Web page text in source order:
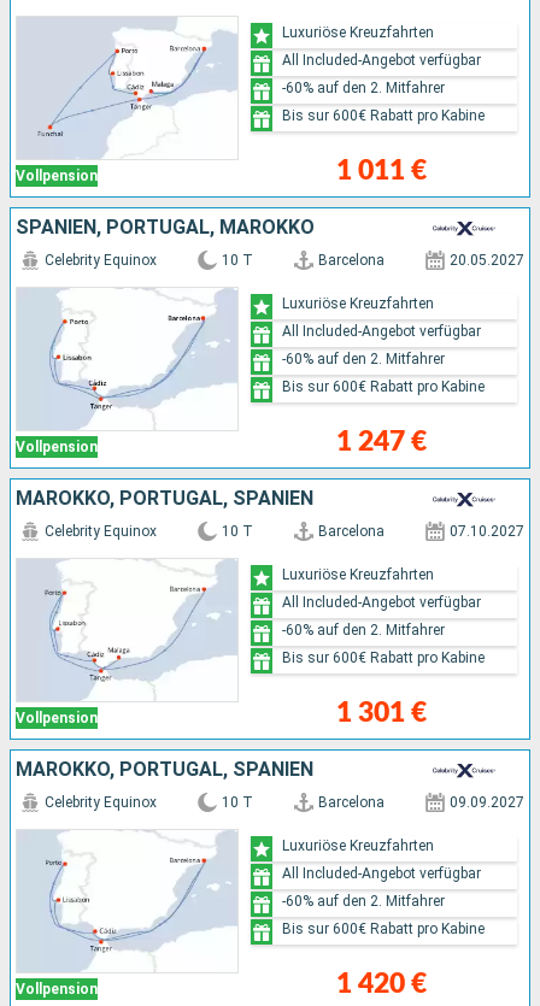
Vollpension 1 011 €
Luxuriöse Kreuzfahrten
All Included-Angebot verfügbar
-60% auf den 2. Mitfahrer
Bis sur 600€ Rabatt pro Kabine
SPANIEN, PORTUGAL, MAROKKO
Vollpension
Celebrity Equinox 10 T Barcelona 20.05.2027
1 247 €
Luxuriöse Kreuzfahrten
All Included-Angebot verfügbar
-60% auf den 2. Mitfahrer
Bis sur 600€ Rabatt pro Kabine
MAROKKO, PORTUGAL, SPANIEN
Vollpension
Celebrity Equinox 10 T Barcelona 07.10.2027
1 301 €
Luxuriöse Kreuzfahrten
All Included-Angebot verfügbar
-60% auf den 2. Mitfahrer
Bis sur 600€ Rabatt pro Kabine
MAROKKO, PORTUGAL, SPANIEN
Vollpension
Celebrity Equinox 10 T Barcelona 09.09.2027
1 420 €
Luxuriöse Kreuzfahrten
All Included-Angebot verfügbar
-60% auf den 2. Mitfahrer
Bis sur 600€ Rabatt pro Kabine